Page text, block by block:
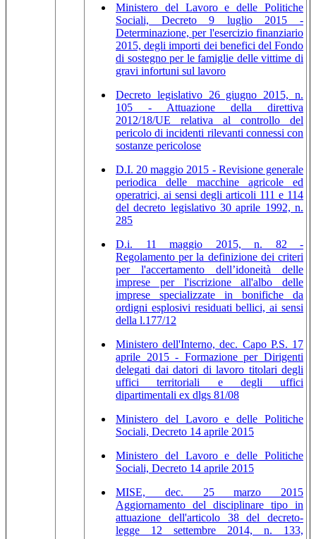
Ministero del Lavoro e delle Politiche
Sociali, Decreto 9 luglio 2015 -
Determinazione, per l'esercizio finanziario
2015, degli importi dei benefici del Fondo
di sostegno per le famiglie delle vittime di
gravi infortuni sul lavoro
Decreto legislativo 26 giugno 2015, n.
105 - Attuazione della direttiva
2012/18/UE relativa al controllo del
pericolo di incidenti rilevanti connessi con
sostanze pericolose
D.I. 20 maggio 2015 - Revisione generale
periodica delle macchine agricole ed
operatrici, ai sensi degli articoli 111 e 114
del decreto legislativo 30 aprile 1992, n.
285
D.i. 11 maggio 2015, n. 82 -
Regolamento per la definizione dei criteri
per l'accertamento dell’idoneità delle
imprese per l'iscrizione all'albo delle
imprese specializzate in bonifiche da
ordigni esplosivi residuati bellici, ai sensi
della l.177/12
Ministero dell'Interno, dec. Capo P.S. 17
aprile 2015 - Formazione per Dirigenti
delegati dai datori di lavoro titolari degli
uffici territoriali e degli uffici
dipartimentali ex dlgs 81/08
Ministero del Lavoro e delle Politiche
Sociali, Decreto 14 aprile 2015
Ministero del Lavoro e delle Politiche
Sociali, Decreto 14 aprile 2015
MISE, dec. 25 marzo 2015
Aggiornamento del disciplinare tipo in
attuazione dell'articolo 38 del decreto-
legge 12 settembre 2014, n. 133,